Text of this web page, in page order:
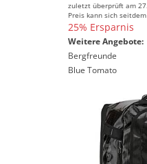
zuletzt überprüft am
Preis kann sich
25% Ersparnis
Weitere Angebote:
Bergfreunde
Blue Tomato